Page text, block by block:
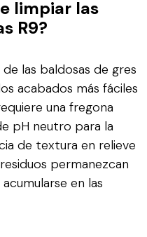
limpiar las
R9?
las baldosas de gres
acabados más fáciles
una fregona
pH neutro para la
de textura en relieve
permanezcan
en las